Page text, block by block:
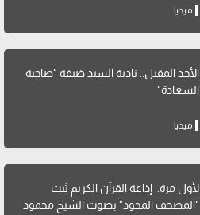
ميديا
الأحد المقبل.. نادية السيد ضيفة "صاحبة
السعادة"
ميديا
لأول مرة.. إذاعة القرآن الكريم ثبث
"المصحف المجود" بصوت الشيخ محمود